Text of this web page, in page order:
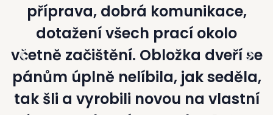
příprava, dobrá komunikace,
dotažení všech prací okolo
včetně začištění. Obložka dveří se
pánům úplně nelíbila, jak seděla,
tak šli a vyrobili novou na vlastní